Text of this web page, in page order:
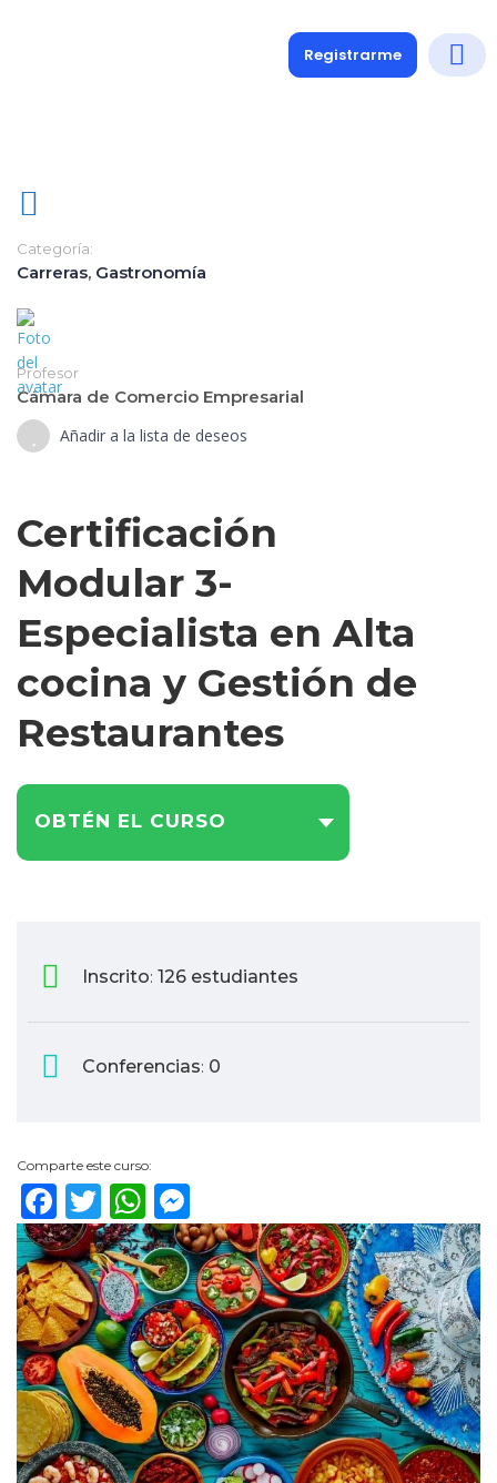
Registrarme
Categoría:
Carreras, Gastronomía
Profesor
Cámara de Comercio Empresarial
Añadir a la lista de deseos
Certificación
Modular 3-
Especialista en Alta
cocina y Gestión de
Restaurantes
OBTÉN EL CURSO
Inscrito: 126 estudiantes
Conferencias: 0
Comparte este curso:
Facebook
TwitterWhatsApp